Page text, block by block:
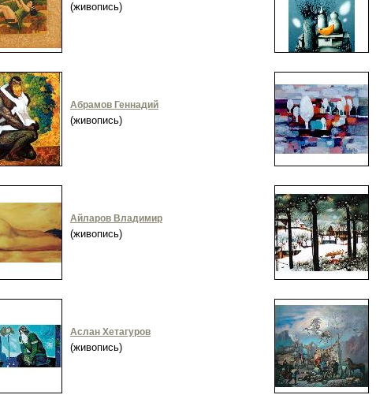
(живопись)
Абрамов Геннадий
(живопись)
Айларов Владимир
(живопись)
Аслан Хетагуров
(живопись)